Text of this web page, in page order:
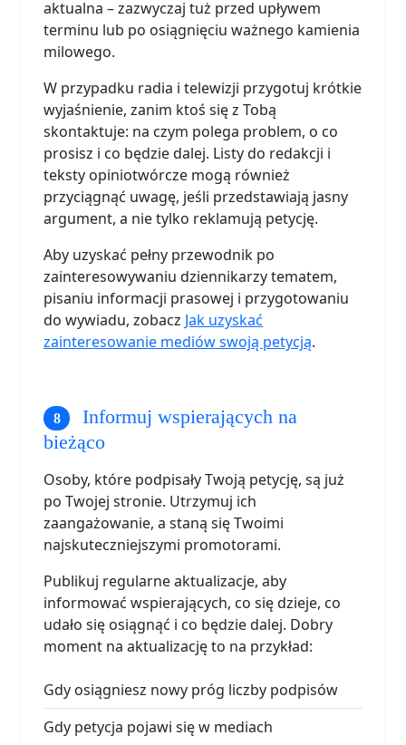
aktualna – zazwyczaj tuż przed upływem
terminu lub po osiągnięciu ważnego kamienia
milowego.
W przypadku radia i telewizji przygotuj krótkie
wyjaśnienie, zanim ktoś się z Tobą
skontaktuje: na czym polega problem, o co
prosisz i co będzie dalej. Listy do redakcji i
teksty opiniotwórcze mogą również
przyciągnąć uwagę, jeśli przedstawiają jasny
argument, a nie tylko reklamują petycję.
Aby uzyskać pełny przewodnik po
zainteresowywaniu dziennikarzy tematem,
pisaniu informacji prasowej i przygotowaniu
do wywiadu, zobacz Jak uzyskać
zainteresowanie mediów swoją petycją.
Informuj wspierających na
bieżąco
Osoby, które podpisały Twoją petycję, są już
po Twojej stronie. Utrzymuj ich
zaangażowanie, a staną się Twoimi
najskuteczniejszymi promotorami.
Publikuj regularne aktualizacje, aby
informować wspierających, co się dzieje, co
udało się osiągnąć i co będzie dalej. Dobry
moment na aktualizację to na przykład:
Gdy osiągniesz nowy próg liczby podpisów
Gdy petycja pojawi się w mediach